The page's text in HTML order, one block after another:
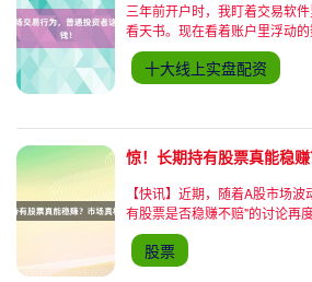
三年前开户时，我盯着交易软
看天书。现在看着账户里浮动
资，依然觉得像在解一道永远
市场里，有人自称股神，有人
的普通人，每天都在涨跌之间
杀跌的日子 记得第一次听说"利
像发现了藏宝图。某天看到新闻
十大线上实盘配资
【快讯】近期，随着A股市场
有股票是否稳赚不赔"的讨论再
调研显示，近三年持有周期超
仅58%实现正收益，这一数据
间换空间"理念形成鲜明反差。
股票